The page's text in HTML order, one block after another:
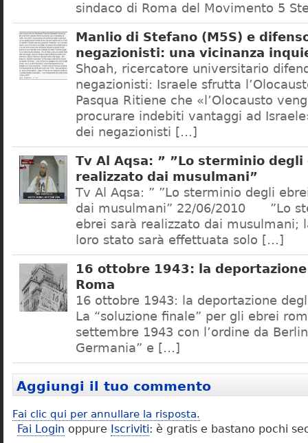
sindaco di Roma del Movimento 5
Manlio di Stefano (M5S) e
negazionisti: una vicinanza
Shoah, ricercatore universitario
negazionisti: Israele sfrutta
Pasqua Ritiene che «l’Olocausto
procurare indebiti vantaggi ad
dei negazionisti […]
Tv Al Aqsa: ” ”Lo sterminio degli
realizzato dai musulmani”
Tv Al Aqsa: ” ”Lo sterminio degli
dai musulmani” 22/06/2010 ”Lo
ebrei sarà realizzato dai musulmani;
loro stato sarà effettuata solo […]
16 ottobre 1943: la
Roma
16 ottobre 1943: la deportazione
La “soluzione finale” per gli ebrei
settembre 1943 con l’ordine da
Germania” e […]
Aggiungi il tuo commento
Fai clic qui per annullare la risposta.
Fai Login oppure Iscriviti: è gratis e bastano pochi